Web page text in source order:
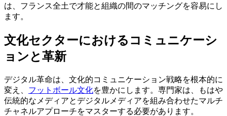
は、フランス全土で才能と組織の間のマッチングを容易にし
ます。
文化セクターにおけるコミュニケーシ
ョンと革新
デジタル革命は、文化的コミュニケーション戦略を根本的に
変え、 フットボール文化を豊かにします。専門家は、もはや
伝統的なメディアとデジタルメディアを組み合わせたマルチ
チャネルアプローチをマスターする必要があります。